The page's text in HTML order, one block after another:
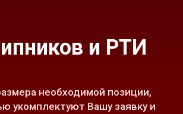
и РТИ
необходимой позиции,
укомплектуют Вашу заявку и